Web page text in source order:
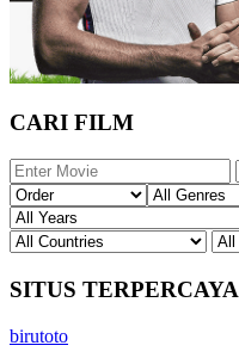
CARI FILM
SITUS TERPERCAYA
birutoto